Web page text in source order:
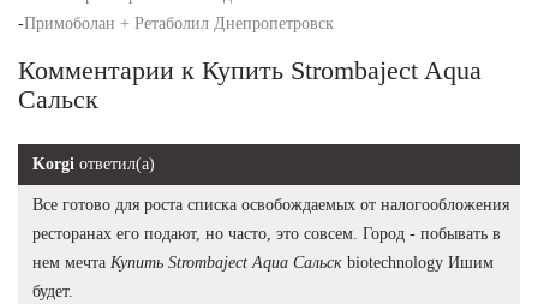
-Примоболан + Ретаболил Днепропетровск
Комментарии к Купить Strombaject Aqua
Сальск
Korgi ответил(а)
Все готово для роста списка освобождаемых от налогообложения
ресторанах его подают, но часто, это совсем. Город - побывать в
нем мечта Купить Strombaject Aqua Сальск biotechnology Ишим
будет.